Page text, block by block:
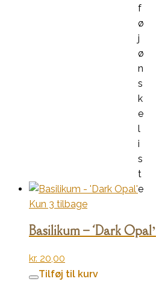
f
ø
j
ø
n
s
k
e
l
i
s
t
e
Kun 3 tilbage
Basilikum – ‘Dark Opal’
kr. 20,00
Tilføj til kurv